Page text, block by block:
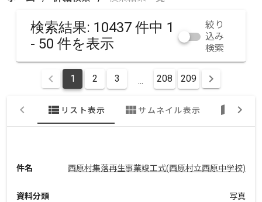
検索結果: 10437 件中 1
- 50 件を表示
絞り
込み
検索
1 2 3 ... 208 209
view_list リスト表示 view_module サムネイル表示 map 地図
件名 西原村集落再生事業竣工式(西原村立西原中学校)
資料分類 写真